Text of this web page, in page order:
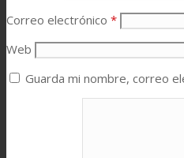
Certificaciones
Correo electrónico *
Web
Guarda mi nombre, correo